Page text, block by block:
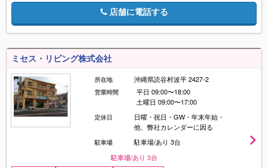
店舗に電話する
ミセス・リビング株式会社
所在地 沖縄県読谷村波平 2427-2
営業時間
平日 09:00〜18:00
土曜日 09:00〜17:00
定休日
日曜・祝日・GW・年末年始・
他、弊社カレンダーに因る
駐車場 駐車場/あり 3台
駐車場/あり 3台